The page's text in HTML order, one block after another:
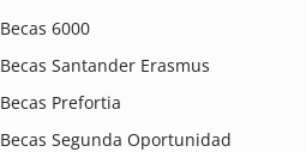
Becas 6000
Becas Santander Erasmus
Becas Prefortia
Becas Segunda Oportunidad